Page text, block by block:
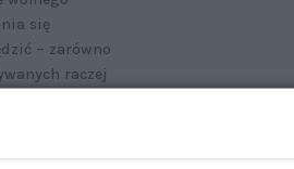
się
– zarówno
raczej